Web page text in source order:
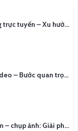
Quay & dựng bài giảng trực tuyến – Xu hướng đào tạo thời đại số
Dịch vụ viết kịch bản video – Bước quan trọng quyết định thành công nội dung
Thuê thiết bị quay phim – chụp ảnh: Giải pháp tối ưu chi phí cho doanh nghiệp